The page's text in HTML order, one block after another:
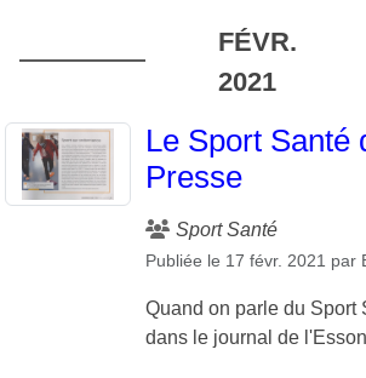
FÉVR.
2021
Le Sport Santé
Presse
Sport Santé
Publiée le 17 févr. 2021 par
Quand on parle du Sport
dans le journal de